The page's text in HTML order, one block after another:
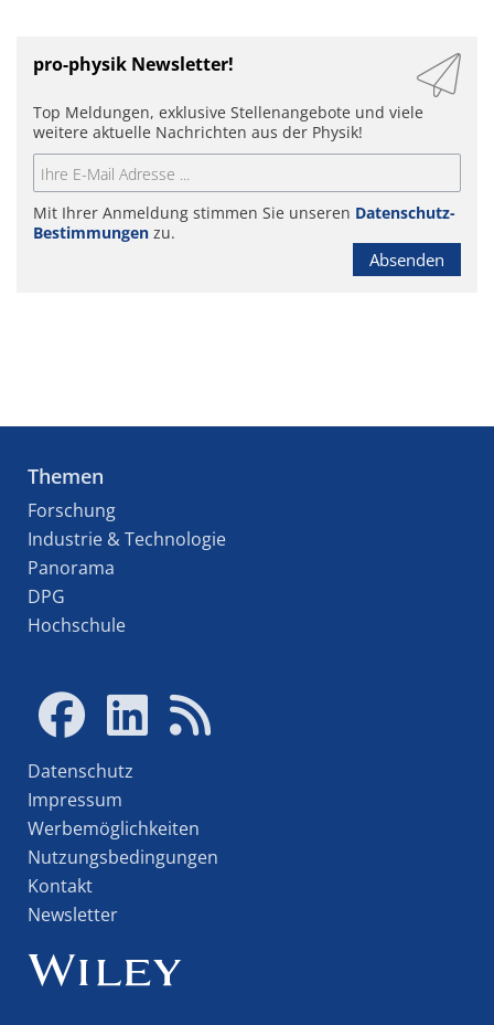
pro-physik Newsletter!
Top Meldungen, exklusive Stellenangebote und viele
weitere aktuelle Nachrichten aus der Physik!
Mit Ihrer Anmeldung stimmen Sie unseren Datenschutz-
Bestimmungen zu.
Absenden
Themen
Forschung
Industrie & Technologie
Panorama
DPG
Hochschule
Datenschutz
Impressum
Werbemöglichkeiten
Nutzungsbedingungen
Kontakt
Newsletter